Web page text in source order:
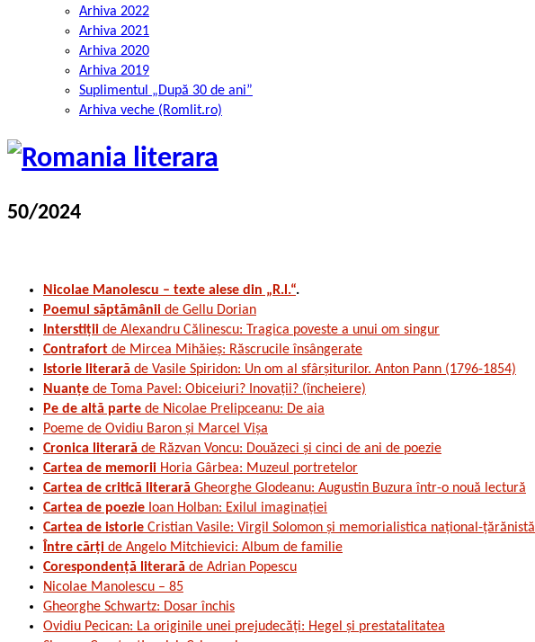
Arhiva 2022
Arhiva 2021
Arhiva 2020
Arhiva 2019
Suplimentul „După 30 de ani”
Arhiva veche (Romlit.ro)
50/2024
Nicolae Manolescu – texte alese din „R.l.“.
Poemul săptămânii de Gellu Dorian
Interstiții de Alexandru Călinescu: Tragica poveste a unui om singur
Contrafort de Mircea Mihăieș: Răscrucile însângerate
Istorie literară de Vasile Spiridon: Un om al sfârşiturilor. Anton Pann (1796-1854)
Nuanțe de Toma Pavel: Obiceiuri? Inovații? (încheiere)
Pe de altă parte de Nicolae Prelipceanu: De aia
Poeme de Ovidiu Baron și Marcel Vișa
Cronica literară de Răzvan Voncu: Douăzeci și cinci de ani de poezie
Cartea de memorii Horia Gârbea: Muzeul portretelor
Cartea de critică literară Gheorghe Glodeanu: Augustin Buzura într-o nouă lectură
Cartea de poezie Ioan Holban: Exilul imaginației
Cartea de istorie Cristian Vasile: Virgil Solomon și memorialistica național-țărănistă
Între cărți de Angelo Mitchievici: Album de familie
Corespondență literară de Adrian Popescu
Nicolae Manolescu – 85
Gheorghe Schwartz: Dosar închis
Ovidiu Pecican: La originile unei prejudecăți: Hegel și prestatalitatea